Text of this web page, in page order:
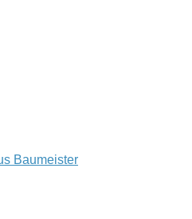
Baumeister